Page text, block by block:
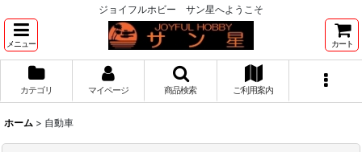
ジョイフルホビー サン星へようこそ
メニュー カート
カテゴリ マイページ 商品検索 ご利用案内
ホーム > 自動車